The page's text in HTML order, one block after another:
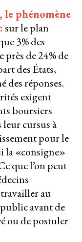
le phénomène
sur le plan
3% des
de 24% de
des États,
des réponses.
exigent
boursiers
cursus à
pour le
la «consigne»
que l’on peut
au
avant de
ou de postuler